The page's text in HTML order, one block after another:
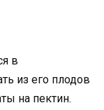
в
из его плодов
на пектин.